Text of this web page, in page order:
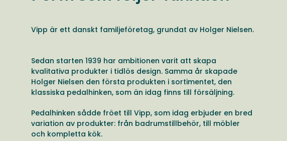
Vipp är ett danskt familjeföretag, grundat av Holger Nielsen.
Sedan starten 1939 har ambitionen varit att skapa
kvalitativa produkter i tidlös design. Samma år skapade
Holger Nielsen den första produkten i sortimentet, den
klassiska pedalhinken, som än idag finns till försäljning.
Pedalhinken sådde fröet till Vipp, som idag erbjuder en bred
variation av produkter: från badrumstillbehör, till möbler
och kompletta kök.